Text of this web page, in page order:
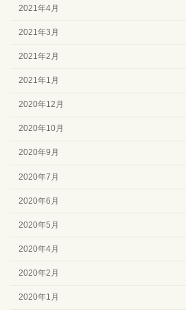
2021年4月
2021年3月
2021年2月
2021年1月
2020年12月
2020年10月
2020年9月
2020年7月
2020年6月
2020年5月
2020年4月
2020年2月
2020年1月